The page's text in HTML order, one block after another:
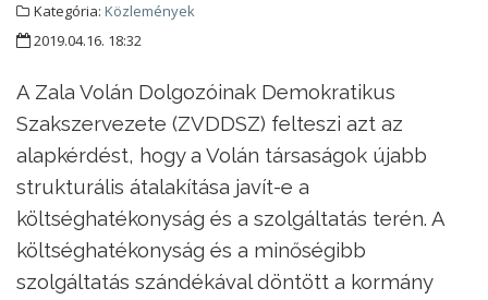
Kategória: Közlemények
2019.04.16. 18:32
A Zala Volán Dolgozóinak Demokratikus
Szakszervezete (ZVDDSZ) felteszi azt az
alapkérdést, hogy a Volán társaságok újabb
strukturális átalakítása javít-e a
költséghatékonyság és a szolgáltatás terén. A
költséghatékonyság és a minőségibb
szolgáltatás szándékával döntött a kormány